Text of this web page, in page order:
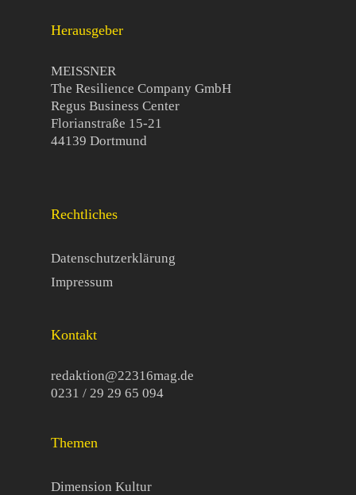
Herausgeber
MEISSNER
The Resilience Company GmbH
Regus Business Center
Florianstraße 15-21
44139 Dortmund
Rechtliches
Datenschutzerklärung
Impressum
Kontakt
redaktion@22316mag.de
0231 / 29 29 65 094
Themen
Dimension Kultur